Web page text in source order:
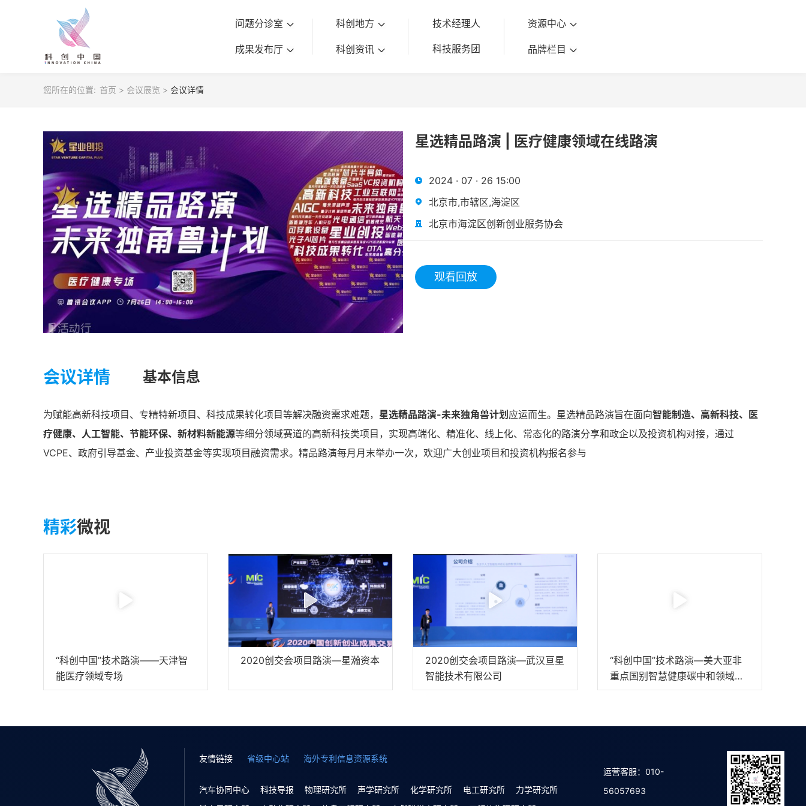
问题分诊室
成果发布厅
科创地方
科创资讯
技术经理人
科技服务团
资源中心
品牌栏目
您所在的位置: 首页 > 会议展览 > 会议详情
星选精品路演 | 医疗健康领域在线路演
 2024 · 07 · 26 15:00
 北京市,市辖区,海淀区
 北京市海淀区创新创业服务协会
观看回放
会议详情 基本信息
为赋能高新科技项目、专精特新项目、科技成果转化项目等解决融资需求难题， 星选精品路演-未来独角兽计划 应运而生。星选精品路演旨在面向智能制造、高新科技、医
疗健康、人工智能、节能环保、新材料新能源等细分领域赛道的高新科技类项目，实现高端化、精准化、线上化、常态化的路演分享和政企以及投资机构对接，通过
VCPE、政府引导基金、产业投资基金等实现项目融资需求。精品路演每月月末举办一次，欢迎广大创业项目和投资机构报名参与
精彩微视
“科创中国”技术路演——天津智
能医疗领域专场
2020创交会项目路演—星瀚资本
2020创交会项目路演—武汉亘星
智能技术有限公司
“科创中国”技术路演—美大亚非
重点国别智慧健康碳中和领域
（北京）专场活动
友情链接 省级中心站 海外专利信息资源系统
汽车协同中心 科技导报 物理研究所 声学研究所 化学研究所 电工研究所
力学研究所
运营客服：010-
56057693